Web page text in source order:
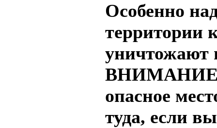
Особенно
территории
уничтожают
ВНИМАНИЕ!
опасное
туда, если